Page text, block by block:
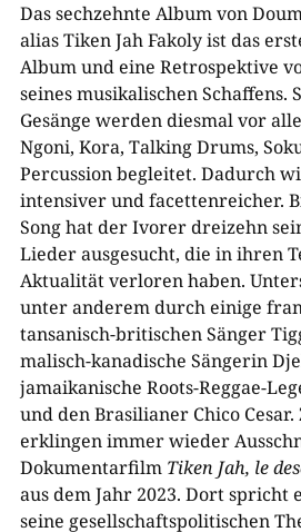
Das sechzehnte Album von
alias Tiken Jah Fakoly ist das
Album und eine Retrospektive
seines musikalischen Schaffens.
Gesänge werden diesmal vor
Ngoni, Kora, Talking Drums,
Percussion begleitet. Dadurch
intensiver und facettenreicher.
Song hat der Ivorer dreizehn
Lieder ausgesucht, die in ihren
Aktualität verloren haben.
unter anderem durch einige
tansanisch-britischen Sänger
malisch-kanadische Sängerin
jamaikanische Roots-Reggae-
und den Brasilianer Chico Cesar.
erklingen immer wieder
Dokumentarfilm Tiken Jah, le
aus dem Jahr 2023. Dort spricht
seine gesellschaftspolitischen